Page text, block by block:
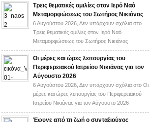
Τρεις θεματικές ομιλίες στον Ιερό Ναό
Μεταμορφώσεως του Σωτήρος Νικιάνας
6 Αυγούστου 2026, Δεν υπάρχουν σχόλια στο
Τρεις θεματικές ομιλίες στον Ιερό Ναό
Μεταμορφώσεως του Σωτήρος Νικιάνας
Οι μέρες και ώρες λειτουργίας του
Περιφερειακού Ιατρείου Νικιάνας για τον
Αύγουστο 2026
6 Αυγούστου 2026, Δεν υπάρχουν σχόλια στο Οι
μέρες και ώρες λειτουργίας του Περιφερειακού
Ιατρείου Νικιάνας για τον Αύγουστο 2026
Έφυγε από τη ζωή ο συνταξιούχος